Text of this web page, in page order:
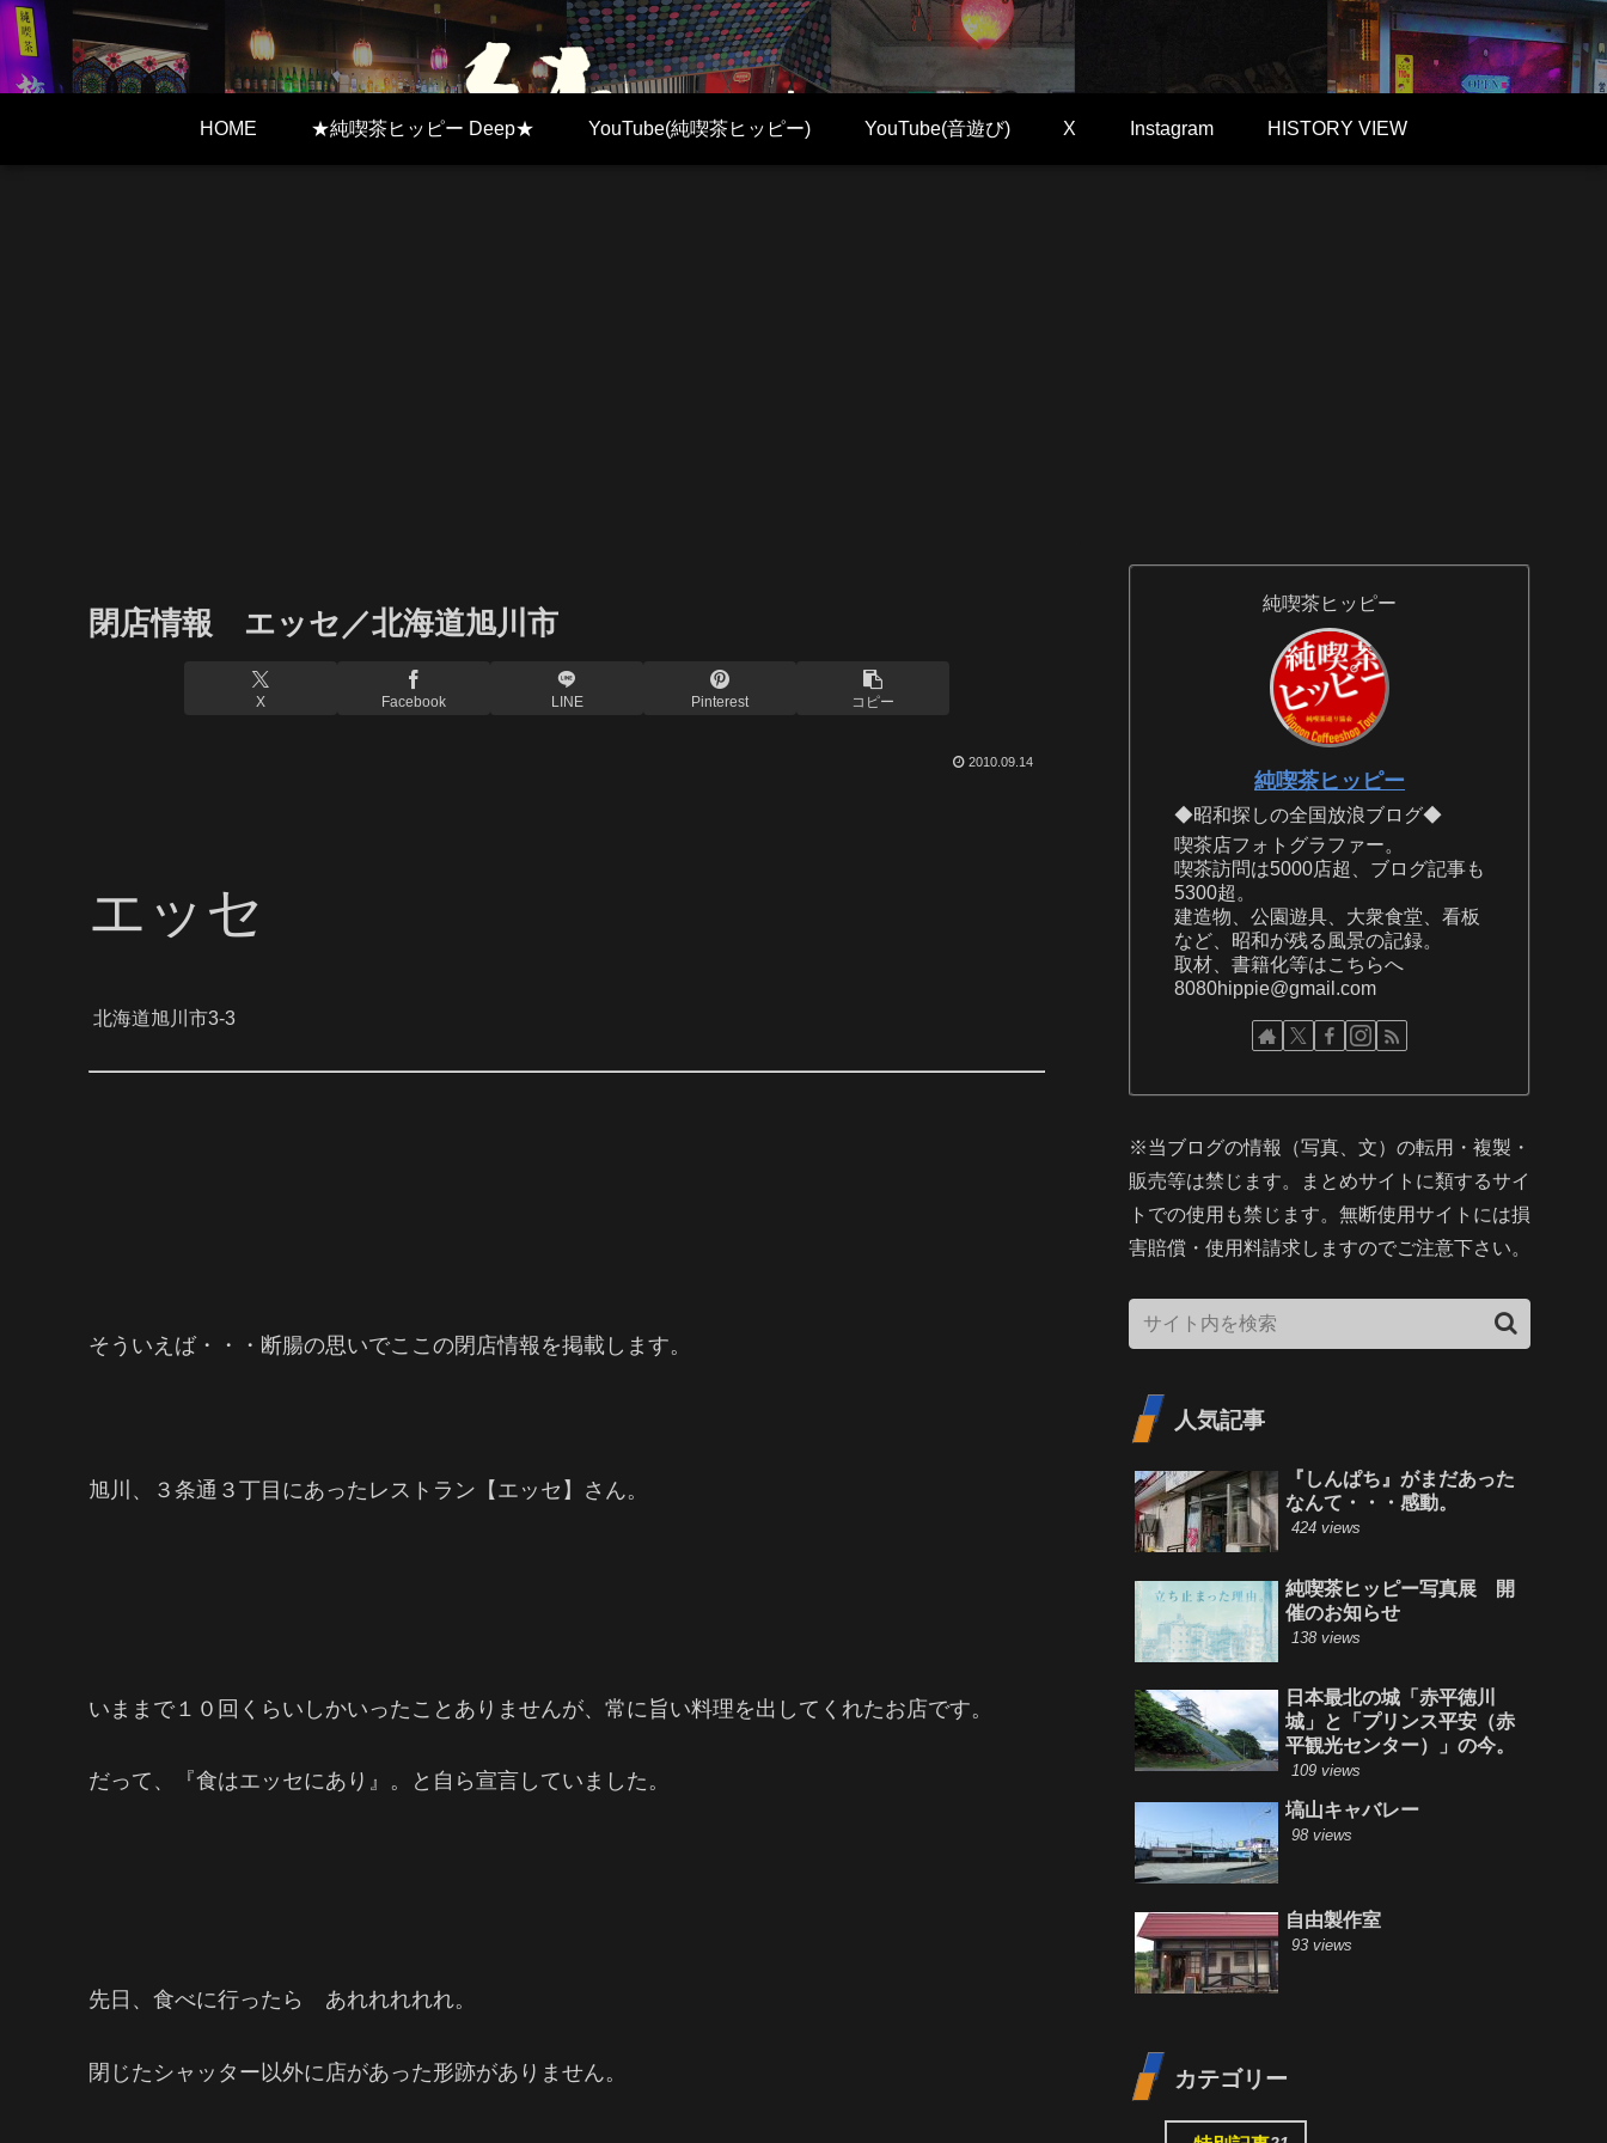
HOME ★純喫茶ヒッピー Deep★ YouTube(純喫茶ヒッピー) YouTube(音遊び) X Instagram HISTORY VIEW
閉店情報 エッセ／北海道旭川市
X Facebook LINE Pinterest コピー
2010.09.14
エッセ
北海道旭川市3-3
そういえば・・・断腸の思いでここの閉店情報を掲載します。
旭川、３条通３丁目にあったレストラン【エッセ】さん。
いままで１０回くらいしかいったことありませんが、常に旨い料理を出してくれたお店です。
だって、『食はエッセにあり』。と自ら宣言していました。
先日、食べに行ったら あれれれれれ。
閉じたシャッター以外に店があった形跡がありません。
純喫茶ヒッピー
純喫茶ヒッピー
◆昭和探しの全国放浪ブログ◆
喫茶店フォトグラファー。
喫茶訪問は5000店超、ブログ記事も
5300超。
建造物、公園遊具、大衆食堂、看板
など、昭和が残る風景の記録。
取材、書籍化等はこちらへ
8080hippie@gmail.com
※当ブログの情報（写真、文）の転用・複製・
販売等は禁じます。まとめサイトに類するサイ
トでの使用も禁じます。無断使用サイトには損
害賠償・使用料請求しますのでご注意下さい。
人気記事
『しんぱち』がまだあった
なんて・・・感動。
424 views
純喫茶ヒッピー写真展 開
催のお知らせ
138 views
日本最北の城「赤平徳川
城」と「プリンス平安（赤
平観光センター）」の今。
109 views
塙山キャバレー
98 views
自由製作室
93 views
カテゴリー